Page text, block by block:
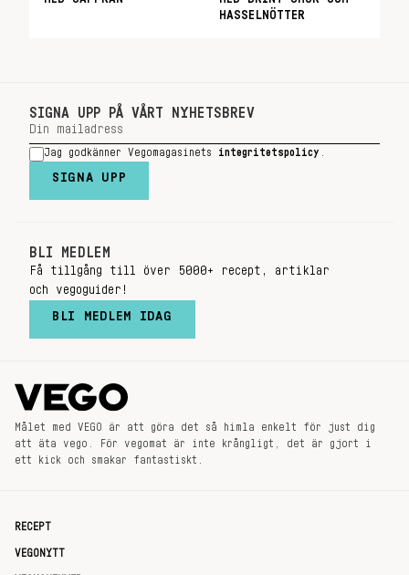
HASSELNÖTTER
SIGNA UPP PÅ VÅRT NYHETSBREV
Jag godkänner Vegomagasinets integritetspolicy
SIGNA UPP
BLI MEDLEM
Få tillgång till över 5000+ recept, artiklar
och vegoguider!
BLI MEDLEM IDAG
Målet med VEGO är att göra det så himla enkelt för just dig
att äta vego. För vegomat är inte krångligt, det är gjort i
ett kick och smakar fantastiskt.
RECEPT
VEGONYTT